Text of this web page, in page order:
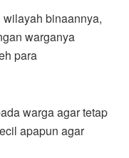
binaannya,
warganya
para
warga agar tetap
apapun agar